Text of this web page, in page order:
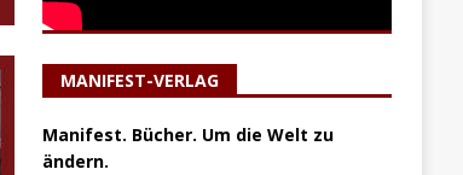
MANIFEST-VERLAG
Manifest. Bücher. Um die Welt zu
ändern.